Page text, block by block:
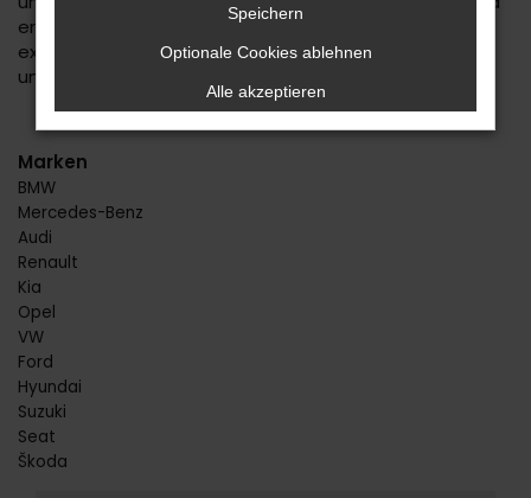
erst dann zufrieden, wenn keinerlei Mängel mehr
existieren und stellen dies durch die hohe Kompetenz
und Erfahrung unserer Kfz-Meisterwerkstatt sicher.
Marken
BMW
Mercedes-Benz
Audi
Renault
Kia
Opel
VW
Ford
Hyundai
Suzuki
Seat
Škoda
Speichern
Optionale Cookies ablehnen
Alle akzeptieren